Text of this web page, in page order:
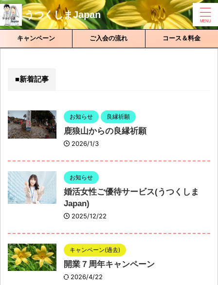
うつくしまJapan
キャンペーン ご入会の流れ コース＆料金
■新着記事
お知らせ 良縁祈願
鹿狼山からの良縁祈願
2026/1/3
お知らせ
婚活女性ご優待サービス(うつくしま
Japan)
2025/12/22
キャンペーン(過去)
開業７周年キャンペーン
2026/4/22